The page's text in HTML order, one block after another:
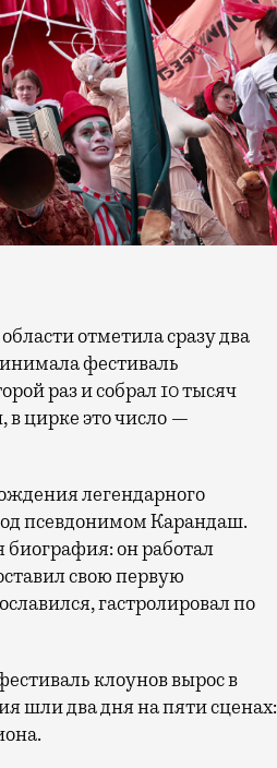
фестиваль
раз и собрал 10 тысяч
в цирке это число —
легендарного
псевдонимом Карандаш.
биография: он работал
свою первую
гастролировал по
клоунов вырос в
шли два дня на пяти сценах: